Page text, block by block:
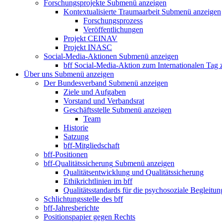
Forschungsprojekte Submenü anzeigen
Kontextualisierte Traumaarbeit Submenü anzeigen
Forschungsprozess
Veröffentlichungen
Projekt CEINAV
Projekt INASC
Social-Media-Aktionen Submenü anzeigen
bff Social-Media-Aktion zum Internationalen Tag
Über uns Submenü anzeigen
Der Bundesverband Submenü anzeigen
Ziele und Aufgaben
Vorstand und Verbandsrat
Geschäftsstelle Submenü anzeigen
Team
Historie
Satzung
bff-Mitgliedschaft
bff-Positionen
bff-Qualitätssicherung Submenü anzeigen
Qualitätsentwicklung und Qualitätssicherung
Ethikrichtlinien im bff
Qualitätsstandards für die psychosoziale
Schlichtungsstelle des bff
bff-Jahresberichte
Positionspapier gegen Rechts